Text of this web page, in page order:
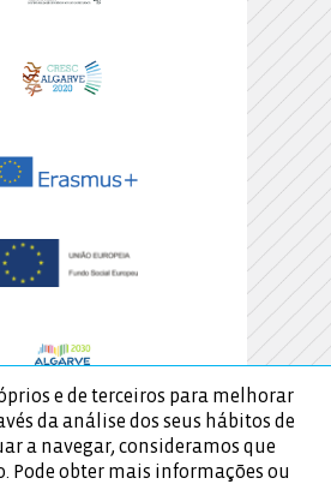
e de terceiros para melhorar
da análise dos seus hábitos de
a navegar, consideramos que
Pode obter mais informações ou